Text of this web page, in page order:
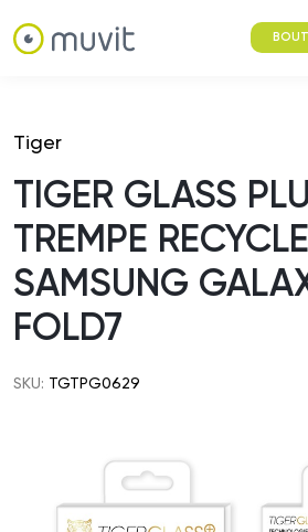
Tiger
TIGER GLASS
TREMPE RECYCLE
SAMSUNG
FOLD7
SKU: TGTPG0629